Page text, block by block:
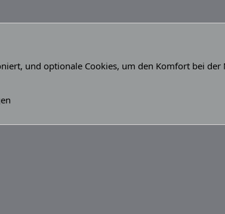
platform by XenForo
und optionale Cookies, um den Komfort bei der